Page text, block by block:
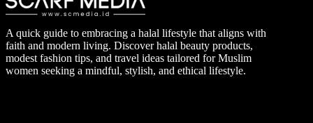
A quick guide to embracing a halal lifestyle that aligns with
faith and modern living. Discover halal beauty products,
modest fashion tips, and travel ideas tailored for Muslim
women seeking a mindful, stylish, and ethical lifestyle.